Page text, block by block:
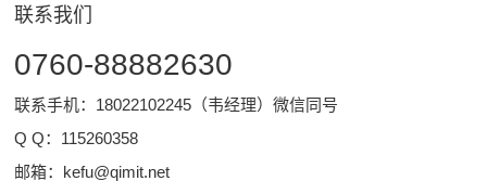
联系我们
0760-88882630
联系手机：18022102245（韦经理）微信同号
Q Q： 115260358
邮箱： kefu@qimit.net